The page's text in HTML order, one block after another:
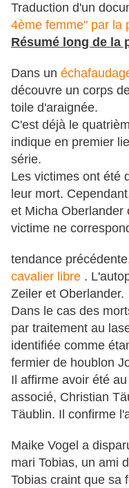
Traduction d'un
4ème femme" par la
Résumé long de la
Dans un
découvre un corps
toile d'araignée.
C'est déjà le
indique en premier
série.
Les victimes ont été
leur mort.
et Micha Oberlander
victime ne
tendance
cavalier libre .
Zeiler et Oberlander.
Dans le cas des
par traitement au
identifiée comme
fermier de houblon
Il affirme avoir été
associé, Christian
Täublin. Il confirme
Maike Vogel a
mari Tobias, un ami
Tobias craint que sa